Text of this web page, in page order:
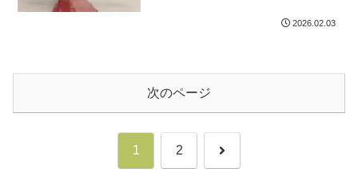
害 放デイ 自閉症 ADHD ア
2026.02.03
次のページ
1 2 次